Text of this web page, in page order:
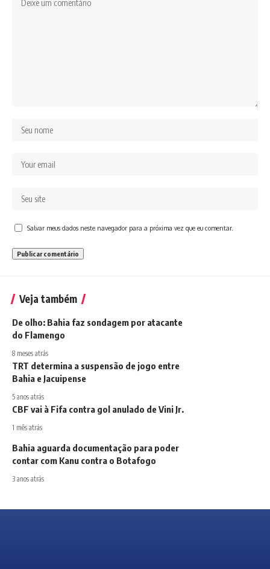
Salvar meus dados neste navegador para a próxima vez que eu comentar.
Veja também
De olho: Bahia faz sondagem por atacante
do Flamengo
8 meses atrás
TRT determina a suspensão de jogo entre
Bahia e Jacuipense
5 anos atrás
CBF vai à Fifa contra gol anulado de Vini Jr.
1 mês atrás
Bahia aguarda documentação para poder
contar com Kanu contra o Botafogo
3 anos atrás